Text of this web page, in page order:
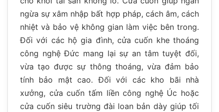
ngừa sự xâm nhập bất hợp pháp, cách âm, cách
nhiệt và bảo vệ không gian làm việc bên trong.
Đối với các hộ gia đình, cửa cuốn khe thoáng
công nghệ Đức mang lại sự an tâm tuyệt đối,
vừa tạo được sự thông thoáng, vừa đảm bảo
tính bảo mật cao. Đối với các kho bãi nhà
xưởng, cửa cuốn tấm liền công nghệ Úc hoặc
cửa cuốn siêu trường đài loan bản dày giúp tối